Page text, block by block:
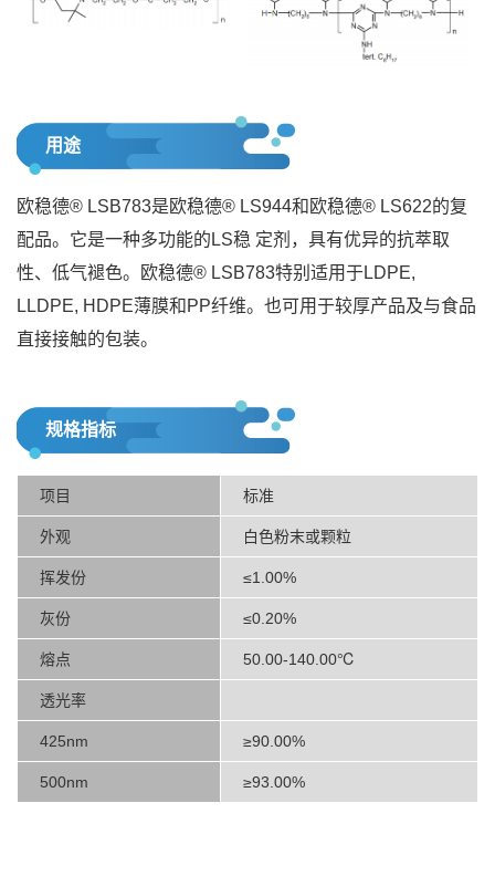
用途
欧稳德® LSB783是欧稳德® LS944和欧稳德® LS622的复
配品。它是一种多功能的LS稳 定剂，具有优异的抗萃取
性、低气褪色。欧稳德® LSB783特别适用于LDPE,
LLDPE, HDPE薄膜和PP纤维。也可用于较厚产品及与食品
直接接触的包装。
规格指标
项目 标准
外观 白色粉末或颗粒
挥发份 ≤1.00%
灰份 ≤0.20%
熔点 50.00-140.00℃
透光率
425nm ≥90.00%
500nm ≥93.00%